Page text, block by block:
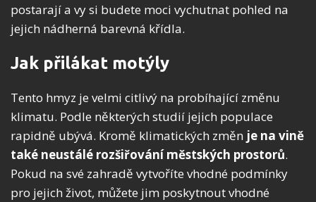
postarají a vy si budete moci vychutnat pohled na
jejich nádherná barevná křídla.
Jak přilákat motýly
Tento hmyz je velmi citlivý na probíhající změnu
klimatu. Podle některých studií jejich populace
rapidně ubývá. Kromě klimatických změn je na vině
také neustálé rozšiřování městských prostorů.
Pokud na své zahradě vytvoříte vhodné podmínky
pro jejich život, můžete jim poskytnout vhodné